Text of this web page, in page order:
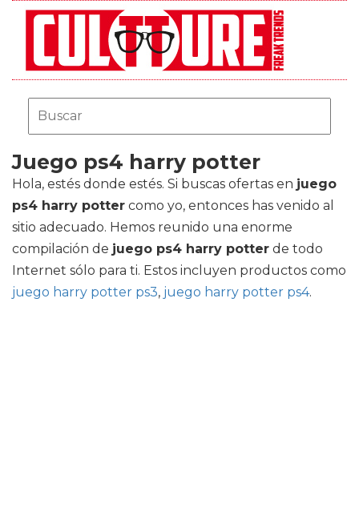
Juego ps4 harry potter
Hola, estés donde estés. Si buscas ofertas en juego
ps4 harry potter como yo, entonces has venido al
sitio adecuado. Hemos reunido una enorme
compilación de juego ps4 harry potter de todo
Internet sólo para ti. Estos incluyen productos como
juego harry potter ps3, juego harry potter ps4.